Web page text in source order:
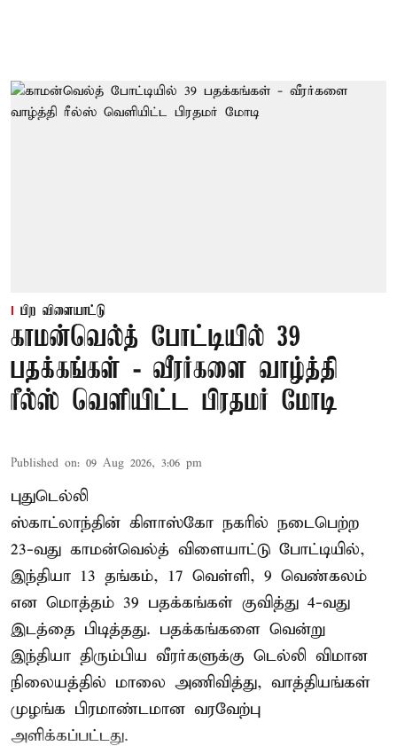
பிற விளையாட்டு
காமன்வெல்த் போட்டியில் 39
பதக்கங்கள் - வீரர்களை வாழ்த்தி
ரீல்ஸ் வெளியிட்ட பிரதமர் மோடி
Published on: 09 Aug 2026, 3:06 pm
புதுடெல்லி
ஸ்காட்லாந்தின் கிளாஸ்கோ நகரில் நடைபெற்ற
23-வது காமன்வெல்த் விளையாட்டு போட்டியில்,
இந்தியா 13 தங்கம், 17 வெள்ளி, 9 வெண்கலம்
என மொத்தம் 39 பதக்கங்கள் குவித்து 4-வது
இடத்தை பிடித்தது. பதக்கங்களை வென்று
இந்தியா திரும்பிய வீரர்களுக்கு டெல்லி விமான
நிலையத்தில் மாலை அணிவித்து, வாத்தியங்கள்
முழங்க பிரமாண்டமான வரவேற்பு
அளிக்கப்பட்டது.